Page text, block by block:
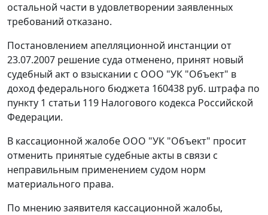
остальной части в удовлетворении заявленных
требований отказано.
Постановлением апелляционной инстанции от
23.07.2007 решение суда отменено, принят новый
судебный акт о взыскании с ООО "УК "Объект" в
доход федерального бюджета 160438 руб. штрафа по
пункту 1 статьи 119 Налогового кодекса Российской
Федерации.
В кассационной жалобе ООО "УК "Объект" просит
отменить принятые судебные акты в связи с
неправильным применением судом норм
материального права.
По мнению заявителя кассационной жалобы,